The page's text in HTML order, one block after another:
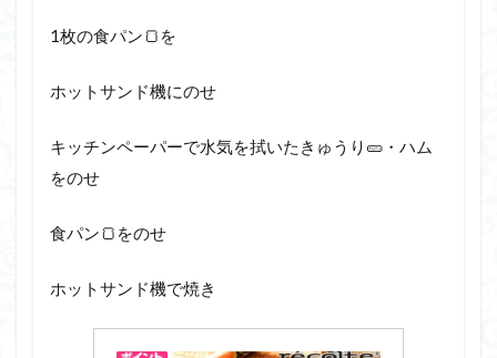
1枚の食パン🍞を
ホットサンド機にのせ
キッチンペーパーで水気を拭いたきゅうり🥒・ハム
をのせ
食パン🍞をのせ
ホットサンド機で焼き